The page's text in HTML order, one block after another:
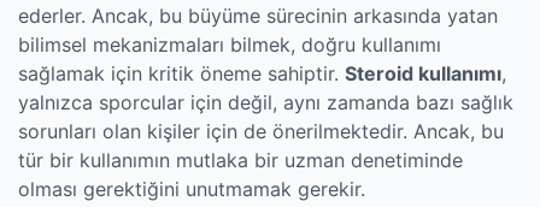
ederler. Ancak, bu büyüme sürecinin arkasında yatan
bilimsel mekanizmaları bilmek, doğru kullanımı
sağlamak için kritik öneme sahiptir. Steroid kullanımı,
yalnızca sporcular için değil, aynı zamanda bazı sağlık
sorunları olan kişiler için de önerilmektedir. Ancak, bu
tür bir kullanımın mutlaka bir uzman denetiminde
olması gerektiğini unutmamak gerekir.